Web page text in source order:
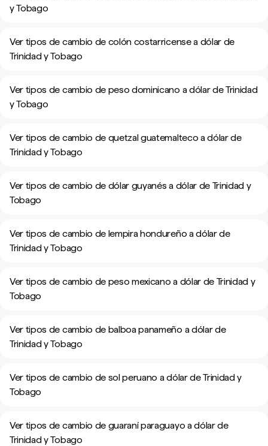
y Tobago
Ver tipos de cambio de colón costarricense a dólar de
Trinidad y Tobago
Ver tipos de cambio de peso dominicano a dólar de Trinidad
y Tobago
Ver tipos de cambio de quetzal guatemalteco a dólar de
Trinidad y Tobago
Ver tipos de cambio de dólar guyanés a dólar de Trinidad y
Tobago
Ver tipos de cambio de lempira hondureño a dólar de
Trinidad y Tobago
Ver tipos de cambio de peso mexicano a dólar de Trinidad y
Tobago
Ver tipos de cambio de balboa panameño a dólar de
Trinidad y Tobago
Ver tipos de cambio de sol peruano a dólar de Trinidad y
Tobago
Ver tipos de cambio de guaraní paraguayo a dólar de
Trinidad y Tobago